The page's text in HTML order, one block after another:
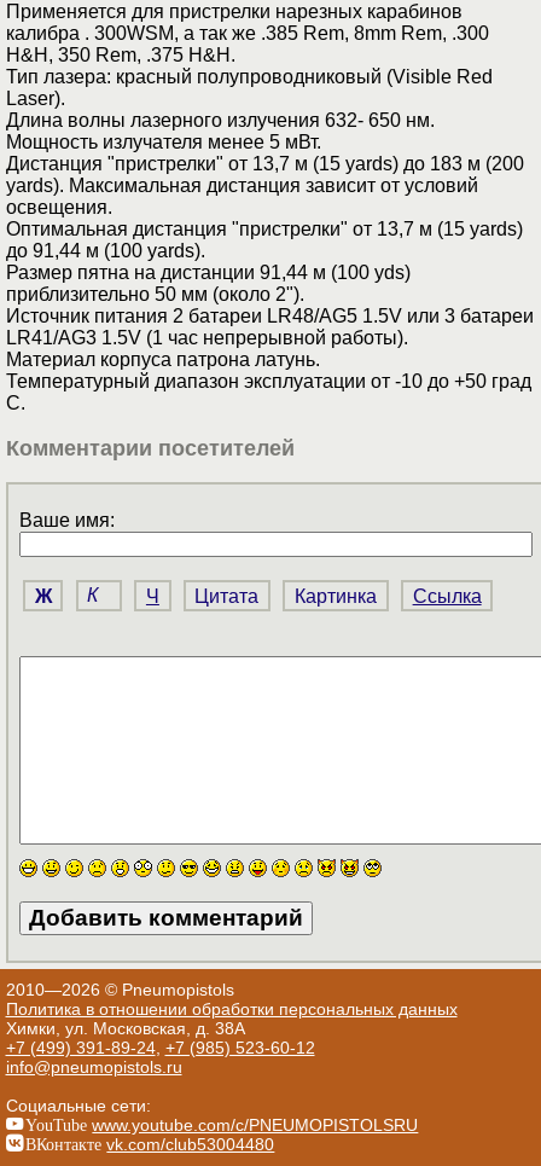
Применяется для пристрелки нарезных карабинов
калибра . 300WSM, а так же .385 Rem, 8mm Rem, .300
H&H, 350 Rem, .375 H&H.
Тип лазера: красный полупроводниковый (Visible Red
Laser).
Длина волны лазерного излучения 632- 650 нм.
Мощность излучателя менее 5 мВт.
Дистанция "пристрелки" от 13,7 м (15 yards) до 183 м (200
yards). Максимальная дистанция зависит от условий
освещения.
Оптимальная дистанция "пристрелки" от 13,7 м (15 yards)
до 91,44 м (100 yards).
Размер пятна на дистанции 91,44 м (100 yds)
приблизительно 50 мм (около 2").
Источник питания 2 батареи LR48/AG5 1.5V или 3 батареи
LR41/AG3 1.5V (1 час непрерывной работы).
Материал корпуса патрона латунь.
Температурный диапазон эксплуатации от -10 до +50 град
C.
Комментарии посетителей
Ваше имя:
Ж К Ч Цитата Картинка Ссылка
2010—2026 © Pneumopistols
Политика в отношении обработки персональных данных
Химки, ул. Московская, д. 38А
+7 (499) 391-89-24, +7 (985) 523-60-12
info@pneumopistols.ru
Социальные сети:
YouTube www.youtube.com/c/PNEUMOPISTOLSRU
ВКонтакте vk.com/club53004480